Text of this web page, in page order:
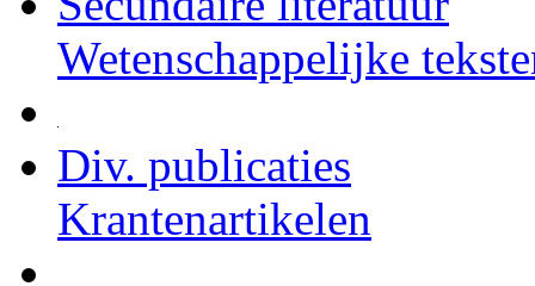
Wetenschappelijke
Div. publicaties
Krantenartikelen